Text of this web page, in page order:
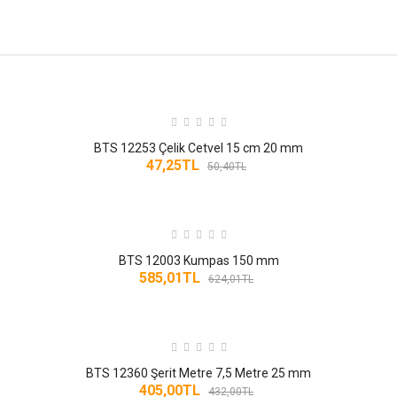
POELSAN KAPLIN MALZEMESI
SERVIS ALET VE EKIPMANLARI
SERVIS EKIPMANLARI
BTS 12253 Çelik Cetvel 15 cm 20 mm
47,25TL 50,40TL
BTS 12003 Kumpas 150 mm
585,01TL 624,01TL
BTS 12360 Şerit Metre 7,5 Metre 25 mm
405,00TL 432,00TL